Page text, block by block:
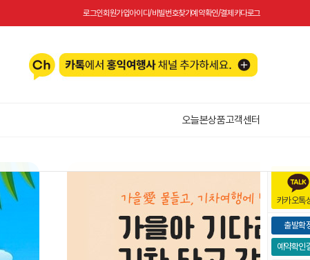
로그인회원가입아이디/비빌번호찾기예약확인/결제 카다로그
오늘본상품고객센터
카카오톡
출발확
예약확인